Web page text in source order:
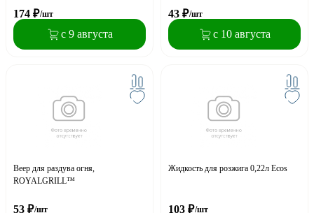
174 ₽/шт
с 9 августа
43 ₽/шт
с 10 августа
Веер для раздува огня,
ROYALGRILL™
53 ₽/шт
Жидкость для розжига 0,22л Ecos
103 ₽/шт